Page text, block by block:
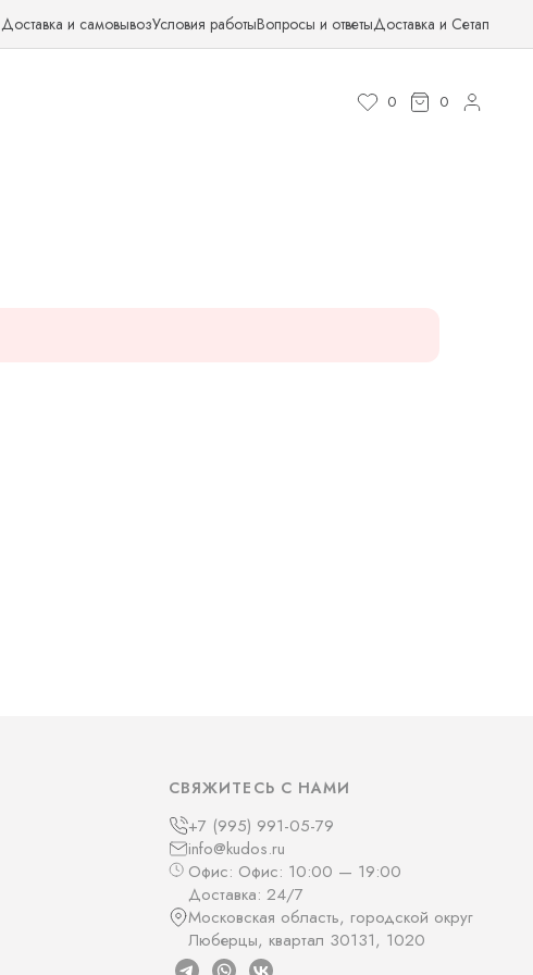
Доставка и самовывозУсловия работыВопросы и ответыДоставка и Сетап
0 0
СВЯЖИТЕСЬ С НАМИ
+7 (995) 991-05-79
info@kudos.ru
Офис: Офис: 10:00 — 19:00
Доставка: 24/7
Московская область, городской округ
Люберцы, квартал 30131, 1020